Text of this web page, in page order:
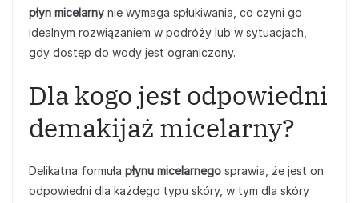
płyn micelarny nie wymaga spłukiwania, co czyni go
idealnym rozwiązaniem w podróży lub w sytuacjach,
gdy dostęp do wody jest ograniczony.
Dla kogo jest odpowiedni
demakijaż micelarny?
Delikatna formuła płynu micelarnego sprawia, że jest on
odpowiedni dla każdego typu skóry, w tym dla skóry